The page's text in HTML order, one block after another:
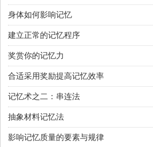
身体如何影响记忆
建立正常的记忆程序
奖赏你的记忆力
合适采用奖励提高记忆效率
记忆术之二：串连法
抽象材料记忆法
影响记忆质量的要素与规律